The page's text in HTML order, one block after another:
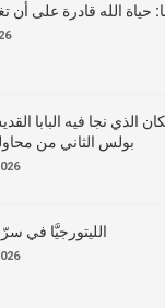
حياة الله قادرة على أن
الذي نجا فيه البابا
بولس الثاني من
الليتورجيَّا في